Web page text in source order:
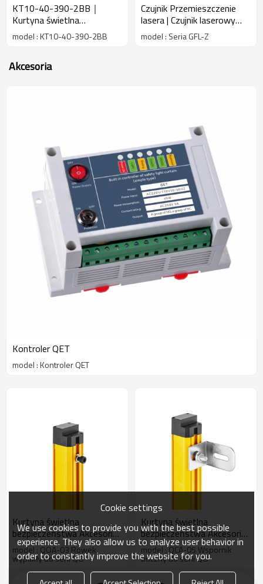
KT10-40-390-2BB｜
Kurtyna świetlna
bezpieczeństwa｜
DADISICK
model : KT10-40-390-2BB
Czujnik Przemieszczenie
lasera | Czujnik laserowy
COMS | DADYSIK
model : Seria GFL-Z
Akcesoria
Kontroler QET
model : Kontroler QET
Kurtyna świetlna
bezpieczeństwa Akcesoria
serii QO do rowka
wypukłego QOA-03
model : QOA-03 Rowek
wypukły do serii QO
Kurtyna świetlna
bezpieczeństwa Akcesoria
serii QO do wspornika
bocznego QCA-05
model : QCA-05 Wspornik
boczny do serii QO
Cookie settings
We use cookies to provide you with the best possible
experience. They also allow us to analyze user behavior in
order to constantly improve the website for you.